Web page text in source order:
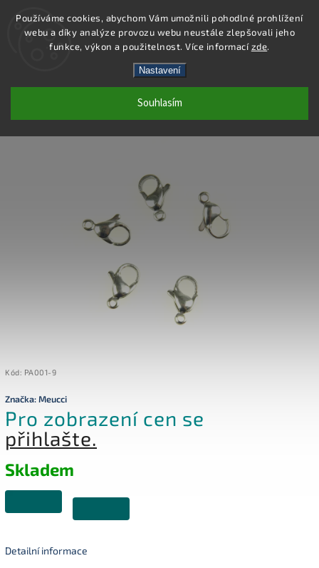
Používáme cookies, abychom Vám umožnili pohodlné prohlížení
webu a díky analýze provozu webu neustále zlepšovali jeho
funkce, výkon a použitelnost. Více informacízde.
Nastavení
Souhlasím
Hledat
PA001 - KARABINA 9 MM
Kód: PA001-9
Značka:Meucci
Pro zobrazení cen se
přihlašte.
Skladem
Detailní informace